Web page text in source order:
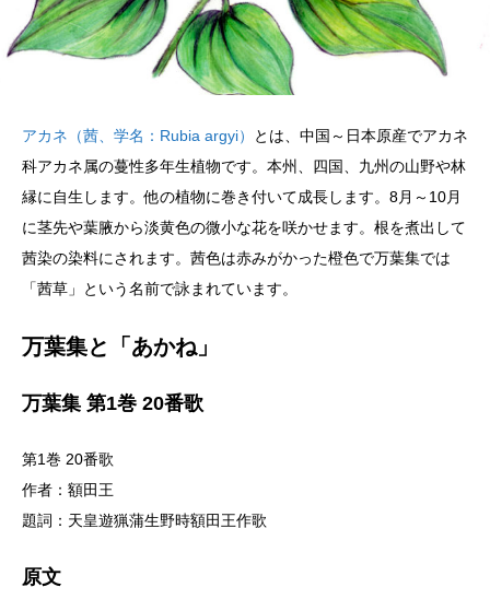
アカネ（茜、学名：Rubia argyi）
とは、中国～日本原産でアカネ
科アカネ属の蔓性多年生植物です。本州、四国、九州の山野や林
縁に自生します。他の植物に巻き付いて成長します。8月～10月
に茎先や葉腋から淡黄色の微小な花を咲かせます。根を煮出して
茜染の染料にされます。茜色は赤みがかった橙色で万葉集では
「茜草」という名前で詠まれています。
万葉集と「あかね」
万葉集 第1巻 20番歌
第1巻 20番歌
作者：額田王
題詞：天皇遊猟蒲生野時額田王作歌
原文